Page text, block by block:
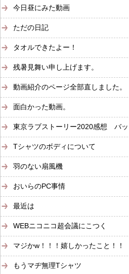
今日昼にみた動画
ただの日記
タオルできたよー！
残暑見舞い申し上げます。
動画紹介のページ全部直しました。
面白かった動画。
東京ラブストーリー2020感想 バッ
Tシャツのボディについて
羽のない扇風機
おいらのPC事情
最近は
WEBニコニコ超会議にこつく
マジかw！！！嬉しかったこと！！
もうマヂ無理Tシャツ